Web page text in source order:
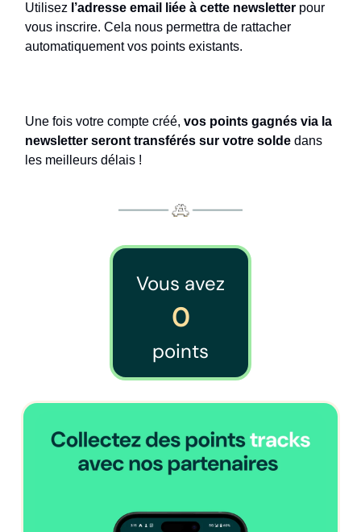
Utilisez l’adresse email liée à cette newsletter pour
vous inscrire. Cela nous permettra de rattacher
automatiquement vos points existants.
Une fois votre compte créé, vos points gagnés via la
newsletter seront transférés sur votre solde dans
les meilleurs délais !
Vous avez
0
points